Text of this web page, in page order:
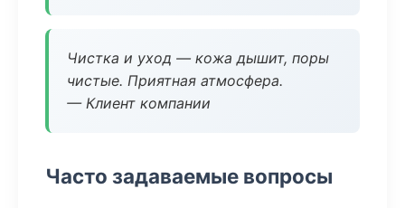
Чистка и уход — кожа дышит, поры
чистые. Приятная атмосфера.
— Клиент компании
Часто задаваемые вопросы